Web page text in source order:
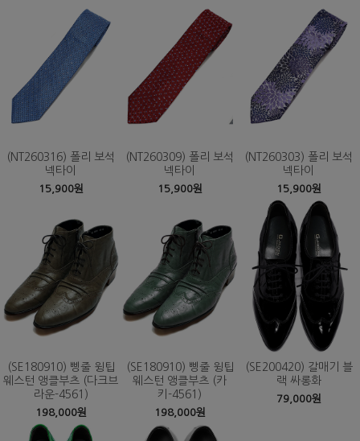
(NT260316) 폴리 보석
넥타이
15,900원
(NT260309) 폴리 보석
넥타이
15,900원
(NT260303) 폴리 보석
넥타이
15,900원
(SE180910) 삥줄 윙팁
웨스턴 앵클부츠 (다크브
라운-4561)
198,000원
(SE180910) 삥줄 윙팁
웨스턴 앵클부츠 (카
키-4561)
198,000원
(SE200420) 갈매기 블
랙 싸롱화
79,000원